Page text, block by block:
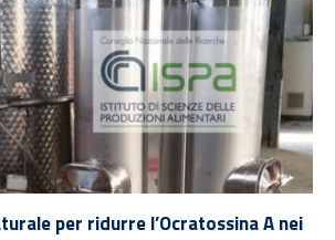
per ridurre l’Ocratossina A nei